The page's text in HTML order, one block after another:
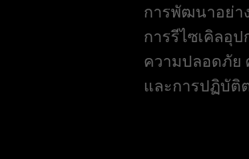
การพัฒนาอย่า
การรีไซเคิลอุ
ความปลอดภัย
และการปฏิบัติ